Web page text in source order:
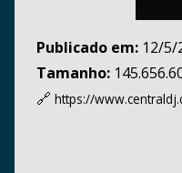
Publicado em: 12/5/
Tamanho:
🔗 https://